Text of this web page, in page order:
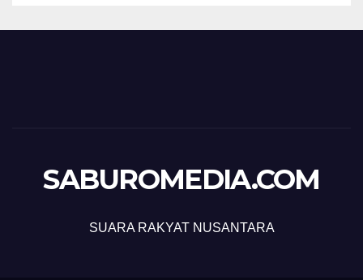
SABUROMEDIA.COM
SUARA RAKYAT NUSANTARA